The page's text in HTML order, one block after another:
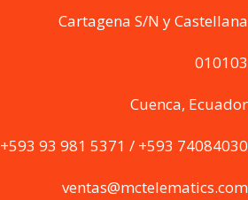
Cartagena S/N y Castellana
010103
Cuenca, Ecuador
+593 93 981 5371 / +593 74084030
ventas@mctelematics.com